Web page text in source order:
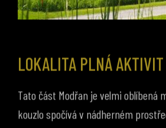
LOKALITA PLNÁ AKTIVIT
kouzlo spočívá v nádherném
které nabízí širokou škálu